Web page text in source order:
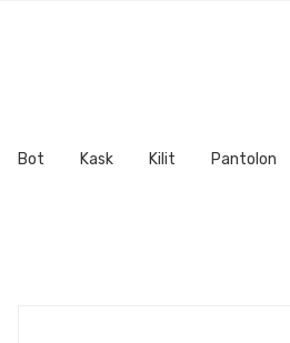
Bot Kask Kilit Pantolon